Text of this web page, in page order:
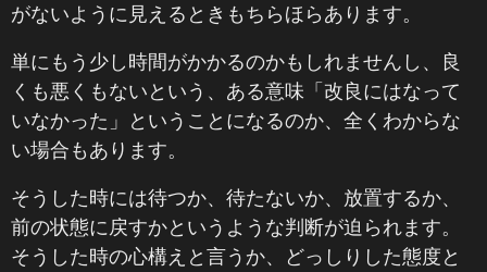
がないように見えるときもちらほらあります。
単にもう少し時間がかかるのかもしれませんし、良
くも悪くもないという、ある意味「改良にはなって
いなかった」ということになるのか、全くわからな
い場合もあります。
そうした時には待つか、待たないか、放置するか、
前の状態に戻すかというような判断が迫られます。
そうした時の心構えと言うか、どっしりした態度と